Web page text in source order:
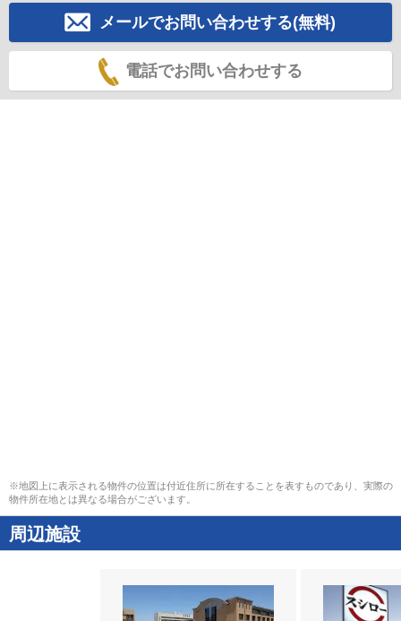
メールでお問い合わせする(無料)
電話でお問い合わせする
※地図上に表示される物件の位置は付近住所に所在することを表すものであり、実際の
物件所在地とは異なる場合がございます。
周辺施設